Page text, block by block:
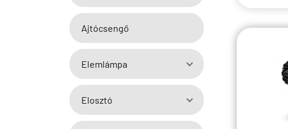
Ajtócsengő
Elemlámpa
Elosztó